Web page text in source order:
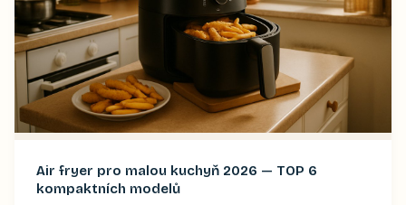
Air fryer pro malou kuchyň 2026 — TOP 6
kompaktních modelů